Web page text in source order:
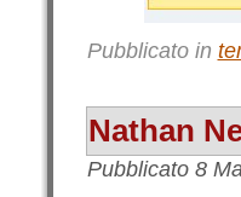
Pubblicato in
Nathan
Pubblicato 8